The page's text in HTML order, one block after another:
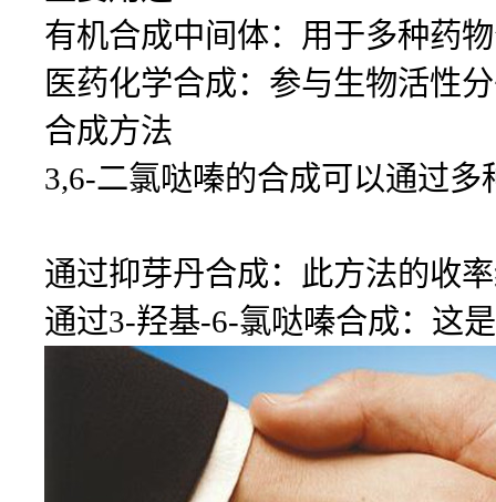
有机合成中间体：用于多种药
医药化学合成：参与生物活性
合成方法
3,6-二氯哒嗪的合成可以通过
通过抑芽丹合成：此方法的收
通过3-羟基-6-氯哒嗪合成：这